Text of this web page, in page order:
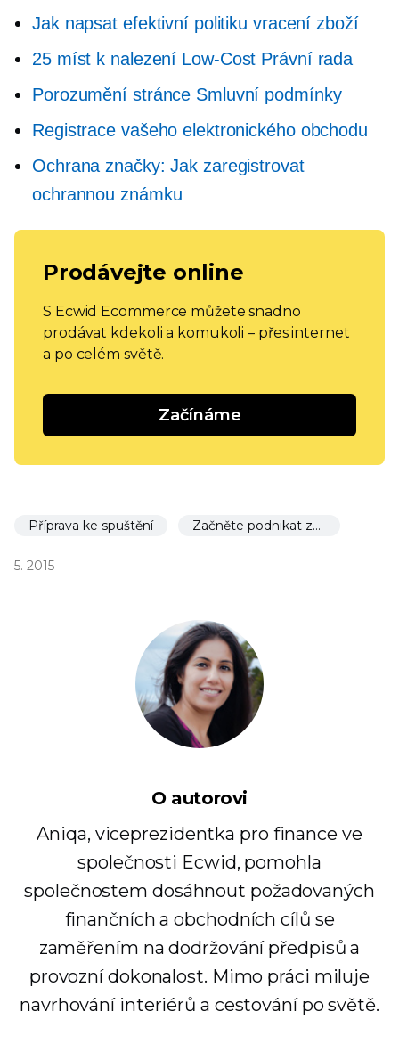
Jak napsat efektivní politiku vracení zboží
25 míst k nalezení Low-Cost Právní rada
Porozumění stránce Smluvní podmínky
Registrace vašeho elektronického obchodu
Ochrana značky: Jak zaregistrovat
ochrannou známku
Prodávejte online
S Ecwid Ecommerce můžete snadno
prodávat kdekoli a komukoli – přes internet
a po celém světě.
Začínáme
Příprava ke spuštění Začněte podnikat za 30 dní
5. 2015
O autorovi
Aniqa, viceprezidentka pro finance ve
společnosti Ecwid, pomohla
společnostem dosáhnout požadovaných
finančních a obchodních cílů se
zaměřením na dodržování předpisů a
provozní dokonalost. Mimo práci miluje
navrhování interiérů a cestování po světě.